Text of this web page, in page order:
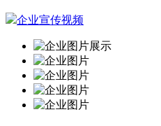
企业宣传视频